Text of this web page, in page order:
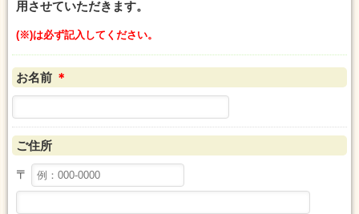
用させていただきます。
(※)は必ず記入してください。
お名前 ＊
ご住所
〒